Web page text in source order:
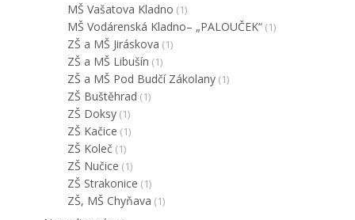
MŠ Vašatova Kladno (1)
MŠ Vodárenská Kladno– „PALOUČEK“ (1)
ZŠ a MŠ Jiráskova (1)
ZŠ a MŠ Libušín (1)
ZŠ a MŠ Pod Budčí Zákolany (1)
ZŠ Buštěhrad (1)
ZŠ Doksy (1)
ZŠ Kačice (1)
ZŠ Koleč (1)
ZŠ Nučice (1)
ZŠ Strakonice (1)
ZŠ, MŠ Chyňava (1)